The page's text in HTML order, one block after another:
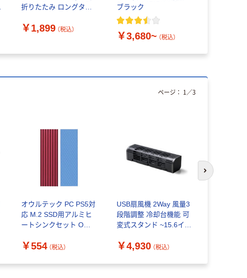
折りたたみ ロングタイ
PCAWLTSLL01GY 1個
￥1,899 （税込）
ブラック
￥3,680~ （税込）
オウルテック PC PS5対
応 M.2 SSD用アルミヒ
ートシンクセット OWL-
￥554 （税込）
USB扇風機 2Way 風量3
段階調整 冷却台機能 可
変式スタンド ~15.6イン
レコム 1個（直送品）
￥4,930 （税込）
ページ： 1 ／3
次のスライド